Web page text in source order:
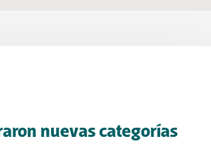
nuevas categorías